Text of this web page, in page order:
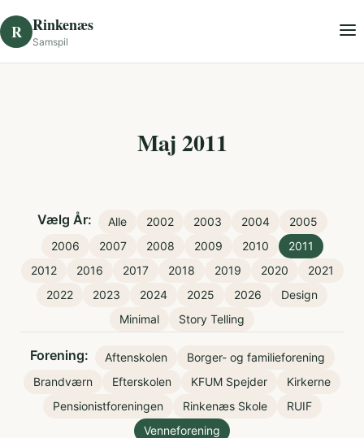
R Rinkenæs
Samspil
Maj 2011
Vælg År: Alle 2002 2003 2004
2005
2006
2007 2008 2009 2010
2011
2012
2016 2017 2018 2019 2020
2021
2022
2023 2024 2025 2026
Design
Minimal
Story Telling
Forening: Aftenskolen
Borger- og familieforening
Brandværn
Efterskolen KFUM Spejder
Kirkerne
Pensionistforeningen
Rinkenæs Skole
RUIF
Venneforening